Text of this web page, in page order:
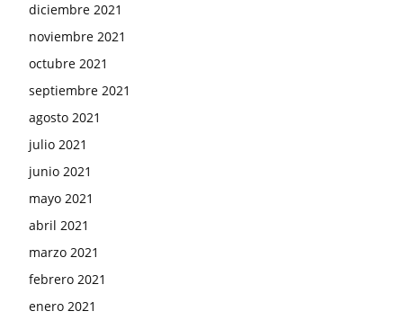
diciembre 2021
noviembre 2021
octubre 2021
septiembre 2021
agosto 2021
julio 2021
junio 2021
mayo 2021
abril 2021
marzo 2021
febrero 2021
enero 2021